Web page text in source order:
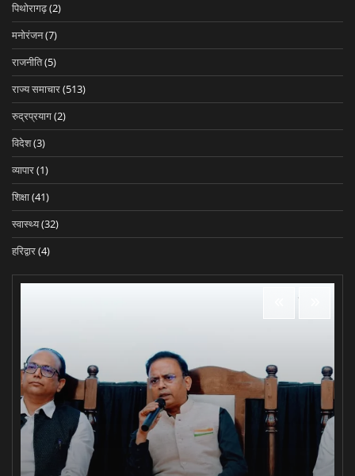
पिथोरागढ़(2)
मनोरंजन(7)
राजनीति(5)
राज्य समाचार(513)
रुद्रप्रयाग(2)
विदेश(3)
व्यापार(1)
शिक्षा(41)
स्वास्थ्य(32)
हरिद्वार(4)